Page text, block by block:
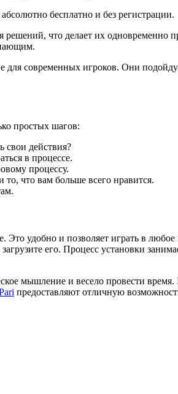
бесплатно и без регистрации.
решений, что делает их
современных игроков. Они
простых шагов:
свои действия?
в процессе.
процессу.
что вам больше всего нравится.
удобно и позволяет играть в
его. Процесс установки
мышление и весело провести
предоставляют отличную